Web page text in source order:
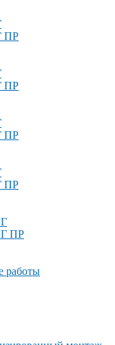
ПР
ПР
ПР
ПР
ПР
работы